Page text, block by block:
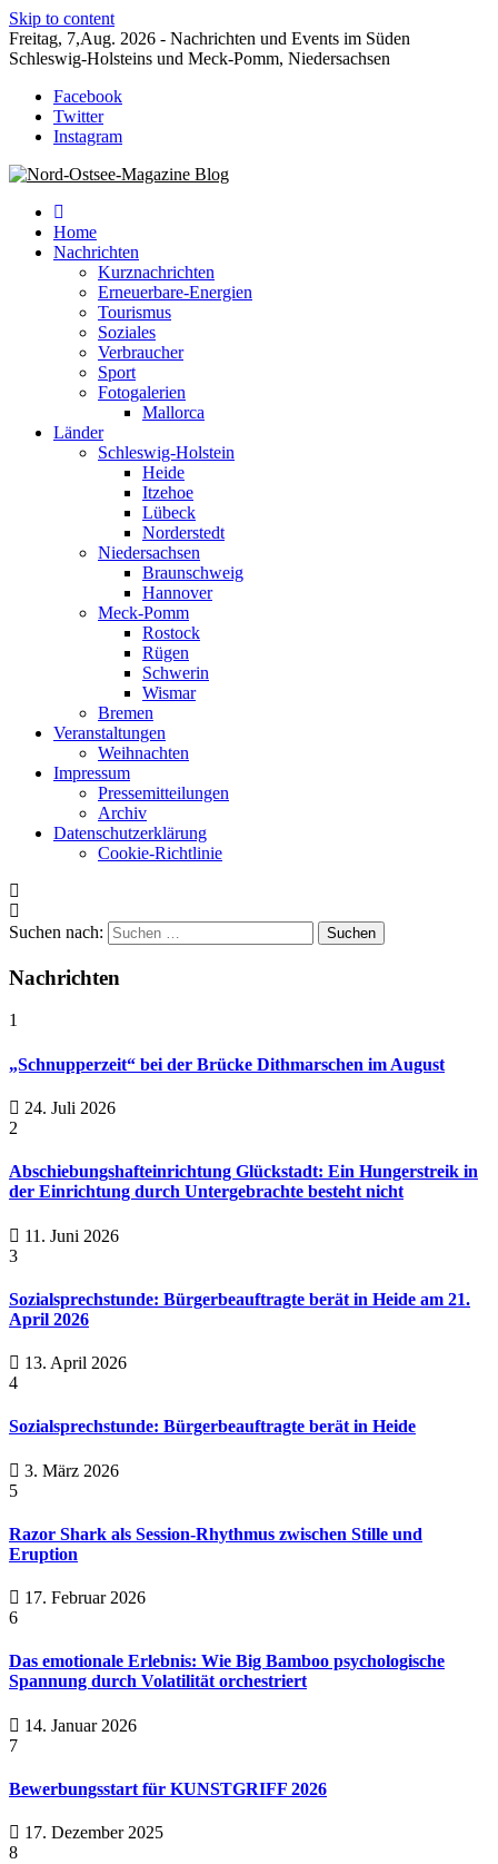
Skip to content
Freitag, 7,Aug. 2026 - Nachrichten und Events im Süden
Schleswig-Holsteins und Meck-Pomm, Niedersachsen
Facebook
Twitter
Instagram
Nord-Ostsee-Magazine Blog
Der Blog der Nord-Ostsee Magazine
Home
Nachrichten
Kurznachrichten
Erneuerbare-Energien
Tourismus
Soziales
Verbraucher
Sport
Fotogalerien
Mallorca
Länder
Schleswig-Holstein
Heide
Itzehoe
Lübeck
Norderstedt
Niedersachsen
Braunschweig
Hannover
Meck-Pomm
Rostock
Rügen
Schwerin
Wismar
Bremen
Veranstaltungen
Weihnachten
Impressum
Pressemitteilungen
Archiv
Datenschutzerklärung
Cookie-Richtlinie
Suchen nach:
Nachrichten
1
„Schnupperzeit“ bei der Brücke Dithmarschen im August
24. Juli 2026
2
Abschiebungshafteinrichtung Glückstadt: Ein Hungerstreik in
der Einrichtung durch Untergebrachte besteht nicht
11. Juni 2026
3
Sozialsprechstunde: Bürgerbeauftragte berät in Heide am 21.
April 2026
13. April 2026
4
Sozialsprechstunde: Bürgerbeauftragte berät in Heide
3. März 2026
5
Razor Shark als Session-Rhythmus zwischen Stille und
Eruption
17. Februar 2026
6
Das emotionale Erlebnis: Wie Big Bamboo psychologische
Spannung durch Volatilität orchestriert
14. Januar 2026
7
Bewerbungsstart für KUNSTGRIFF 2026
17. Dezember 2025
8